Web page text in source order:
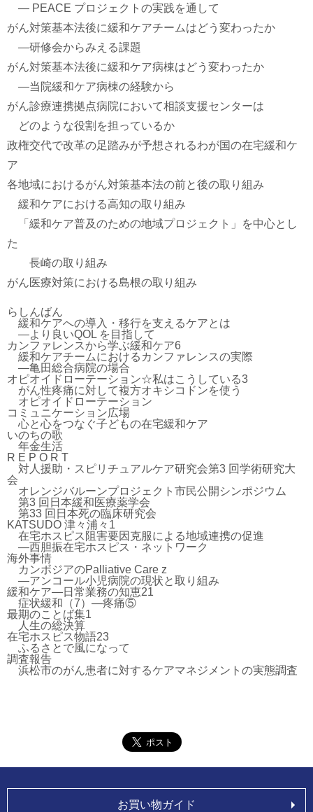
― PEACE プロジェクトの実践を通して
がん対策基本法後に緩和ケアチームはどう変わったか
―研修会からみえる課題
がん対策基本法後に緩和ケア病棟はどう変わったか
―当院緩和ケア病棟の経験から
がん診療連携拠点病院において相談支援センターは
どのような役割を担っているか
政権交代で改革の足踏みが予想されるわが国の在宅緩和ケ
ア
各地域におけるがん対策基本法の前と後の取り組み
緩和ケアにおける高知の取り組み
「緩和ケア普及のための地域プロジェクト」を中心とし
た
長崎の取り組み
がん医療対策における島根の取り組み
らしんばん
緩和ケアへの導入・移行を支えるケアとは
―より良いQOL を目指して
カンファレンスから学ぶ緩和ケア6
緩和ケアチームにおけるカンファレンスの実際
―亀田総合病院の場合
オピオイドローテーション☆私はこうしている3
がん性疼痛に対して複方オキシコドンを使う
オピオイドローテーション
コミュニケーション広場
心と心をつなぐ子どもの在宅緩和ケア
いのちの歌
年金生活
R E P O R T
対人援助・スピリチュアルケア研究会第3 回学術研究大
会
オレンジバルーンプロジェクト市民公開シンポジウム
第3 回日本緩和医療薬学会
第33 回日本死の臨床研究会
KATSUDO 津々浦々1
在宅ホスピス阻害要因克服による地域連携の促進
―西胆振在宅ホスピス・ネットワーク
海外事情
カンボジアのPalliative Care z
―アンコール小児病院の現状と取り組み
緩和ケア―日常業務の知恵21
症状緩和（7）―疼痛⑤
最期のことば集1
人生の総決算
在宅ホスピス物語23
ふるさとで風になって
調査報告
浜松市のがん患者に対するケアマネジメントの実態調査
お買い物ガイド